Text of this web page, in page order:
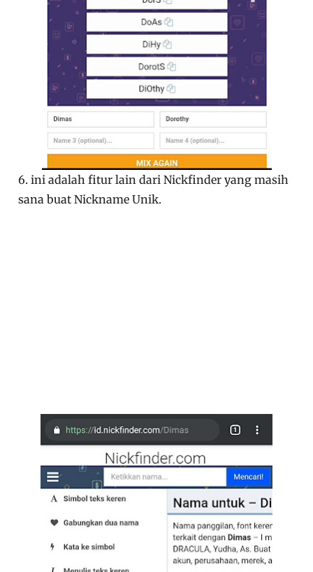
6. ini adalah fitur lain dari Nickfinder yang masih
sana buat Nickname Unik.